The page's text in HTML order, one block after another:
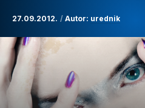
27.09.2012. Autor: urednik